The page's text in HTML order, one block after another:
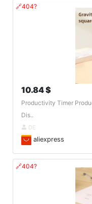
🔗404?
10.84 $
Productivity Timer
Dis..
DE
aliexpress
🔗404?